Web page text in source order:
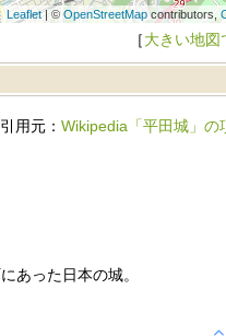
Leaflet| © OpenStreetMapcontributors,
［大きい地図
引用元： Wikipedia「平田城」の
あった日本の城。